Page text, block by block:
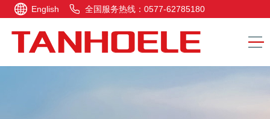
English 全国服务热线：0577-62785180